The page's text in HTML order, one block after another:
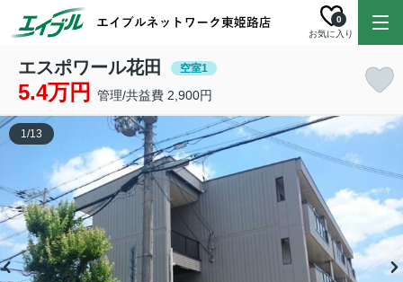
お気に入り
0
エスポワール花田 空室1
5.4万円 管理/共益費 2,900円
1/13